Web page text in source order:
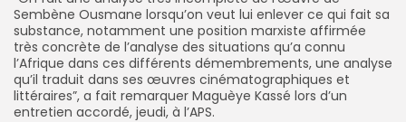
Sembène Ousmane lorsqu’on veut lui enlever ce qui fait sa
substance, notamment une position marxiste affirmée
très concrète de l’analyse des situations qu’a connu
l’Afrique dans ces différents démembrements, une analyse
qu’il traduit dans ses œuvres cinématographiques et
littéraires”, a fait remarquer Maguèye Kassé lors d’un
entretien accordé, jeudi, à l’APS.